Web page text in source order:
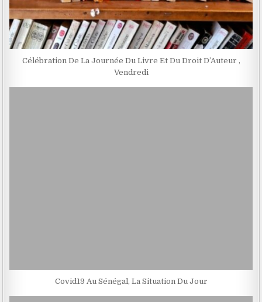
Célébration De La Journée Du Livre Et Du Droit D’Auteur ,
Vendredi
Covid19 Au Sénégal, La Situation Du Jour